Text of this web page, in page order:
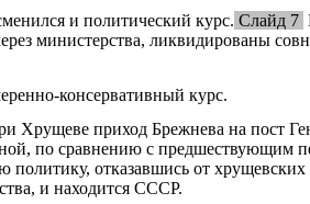
и политический курс. Слайд 7
министерства, ликвидированы
консервативный курс.
Хрущеве приход Брежнева на пост
по сравнению с предшествующим
политику, отказавшись от
и находится СССР.